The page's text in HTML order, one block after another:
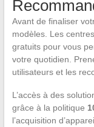
Avant de finaliser
modèles. Les
gratuits pour vous
votre quotidien.
utilisateurs et les
L’accès à des
grâce à la politique
l’acquisition